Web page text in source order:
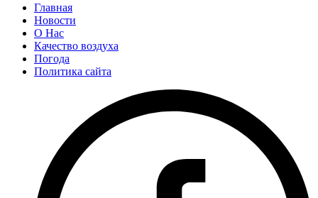
Главная
Новости
О Нас
Качество воздуха
Погода
Политика сайта